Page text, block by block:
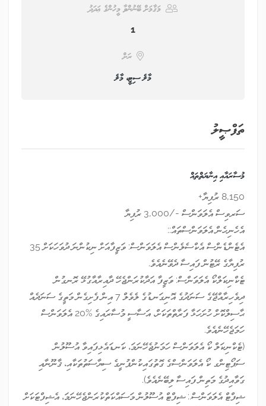
މަޤާމަށް ބޭނުންވާ މީހުންގެ ޢަދަދު
1
ރަށް
މާލެ ސިޓީ، މާލެ
ތަފްޞީލު
މުސާރައާއި އިނާޔަތްތައް
8,150 ރުފިޔާ+
ސަރވިސް އެލަވަންސް -/3,000 ރުފިޔާ
އެހެނިހެން އެލަވަންސްތައް::
އެޓެންޑެންސް އެކްސެލެންސް އެލަވަންސް: ވަޒީފާއަށް ނިކުންނަ ދުވަހަކަށް 35
ރުފިޔާގެ ރޭޓުން ފައިސާ ދެވޭނެއެވެ.
ޓެކްނިކަލްކޯ އެލަވަންސް: ވަޒީފާ އަދާކުރަންޖެހޭ ދާއިރާއާގުޅޭ ރޮނގުން
ދިވެހިރާއްޖޭގެ ސަނަދުގެ އޮނިގަނޑުގެ ލެވެލް 7 އިން ފެށިގެން މަތީގެ ސަނަދެއް
ޙާސިލްކޮށް ހުށަހަޅާ ފަރާތްތަކަށް، އަސާސީ މުސާރައިގެ %20 އެލަވަންސް
ހަމަޖެހޭނެއެވެ.
(ޓެކްނިކަލް ކޯ އެލަވަންސް ހަމަނުޖެހޭނަމަ، ކަނޑައެޅިފައިވާ އުސޫލުން
ސަޕޯޓިންގ ކޯ އެލަވަންސްގެ ގޮތުގައިކުންފުނީގެ ސިޔާސަތުތަކާއި، ޤާނޫނާއި
ގަވާއިދުގެ މަތިން ފައިސާ ލިބޭނެއެވެ).
ޝިފްޓް އެލަވަންސް.: ޝިފްޓް އުސޫލުން މަސައްކަތްކުރަންޖެހޭނަމަ، އެޝިފްޓަކަށް